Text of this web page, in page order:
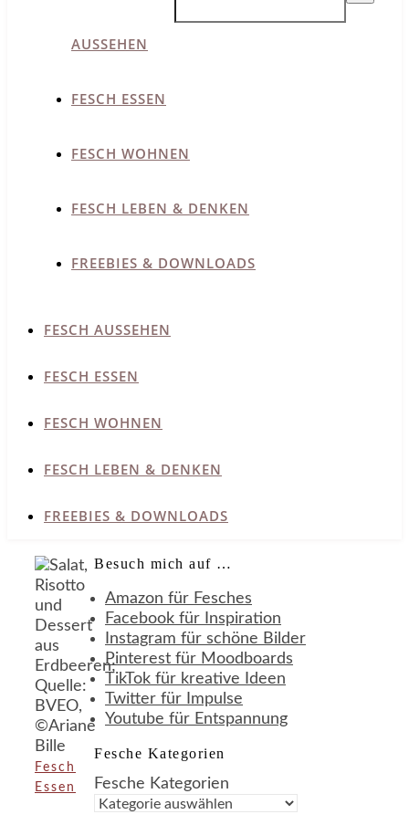
AUSSEHEN
FESCH ESSEN
FESCH WOHNEN
FESCH LEBEN & DENKEN
FREEBIES & DOWNLOADS
FESCH AUSSEHEN
FESCH ESSEN
FESCH WOHNEN
FESCH LEBEN & DENKEN
FREEBIES & DOWNLOADS
Fesch
Essen
Besuch mich auf …
Amazon für Fesches
Facebook für Inspiration
Instagram für schöne Bilder
Pinterest für Moodboards
TikTok für kreative Ideen
Twitter für Impulse
Youtube für Entspannung
Fesche Kategorien
Fesche Kategorien